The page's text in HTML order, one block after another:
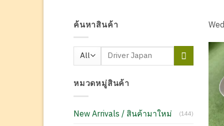
ค้นหาสินค้า
ค้นหา:
หมวดหมู่สินค้า
New Arrivals / สินค้ามาใหม่ (144)